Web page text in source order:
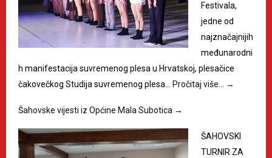
Festivala,
jedne od
najznačajnijih
međunarodni
h manifestacija suvremenog plesa u Hrvatskoj, plesačice
čakovečkog Studija suvremenog plesa… Pročitaj više… →
Šahovske vijesti iz Općine Mala Subotica →
ŠAHOVSKI
TURNIR ZA